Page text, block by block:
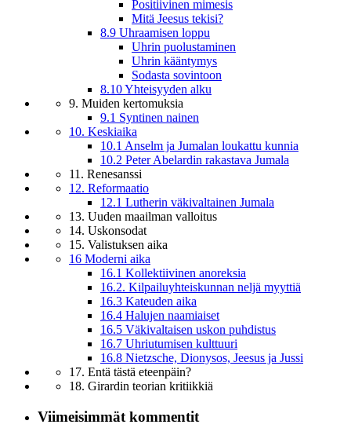
Positiivinen mimesis
Mitä Jeesus tekisi?
8.9 Uhraamisen loppu
Uhrin puolustaminen
Uhrin kääntymys
Sodasta sovintoon
8.10 Yhteisyyden alku
9. Muiden kertomuksia
9.1 Syntinen nainen
10. Keskiaika
10.1 Anselm ja Jumalan loukattu kunnia
10.2 Peter Abelardin rakastava Jumala
11. Renesanssi
12. Reformaatio
12.1 Lutherin väkivaltainen Jumala
13. Uuden maailman valloitus
14. Uskonsodat
15. Valistuksen aika
16 Moderni aika
16.1 Kollektiivinen anoreksia
16.2. Kilpailuyhteiskunnan neljä myyttiä
16.3 Kateuden aika
16.4 Halujen naamiaiset
16.5 Väkivaltaisen uskon puhdistus
16.7 Uhriutumisen kulttuuri
16.8 Nietzsche, Dionysos, Jeesus ja Jussi
17. Entä tästä eteenpäin?
18. Girardin teorian kritiikkiä
Viimeisimmät kommentit